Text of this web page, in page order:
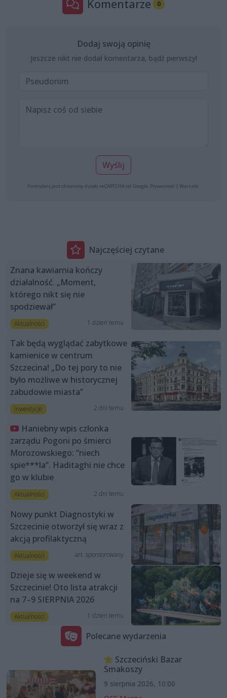
Komentarze 0
Dodaj swoją opinię
Jeszcze nikt nie dodał komentarza, bądź pierwszy!
Wyślij
Formularz jest chroniony dzięki reCAPTCHA od Google: Prywatność | Warunki
Najczęściej czytane
Znana kawiarnia kończy
działalność. „Moment,
którego nikt się nie
spodziewał”
Aktualności 1 dzień temu
Tak będą wyglądać zabytkowe
kamienice w centrum
Szczecina! „Do tej pory to nie
było możliwe w historycznej
zabudowie miasta”
Inwestycje 2 dni temu
Haniebny wpis członka
zarządu Pogoni po śmierci
Morozowskiego: “niech
spie***la”. Haditaghi nie chce
go w klubie
Aktualności 2 dni temu
Nowy punkt Diagnostyki w
Szczecinie otworzył się wraz z
akcją profilaktyczną
Aktualności art. sponsorowany
Dzieje się w weekend w
Szczecinie! Oto lista atrakcji
na 7–9 SIERPNIA 2026
Aktualności 1 dzień temu
Polecane wydarzenia
Szczeciński Bazar
Smakoszy
9 sierpnia 2026, 10:00